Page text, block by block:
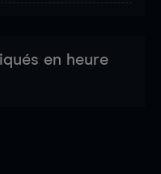
en heure